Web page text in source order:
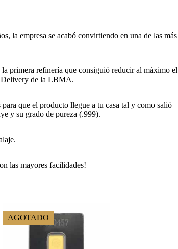
la empresa se acabó convirtiendo en una de las más
primera refinería que consiguió reducir al máximo el
Delivery de la LBMA.
que el producto llegue a tu casa tal y como salió
y su grado de pureza (.999).
las mayores facilidades!
AGOTADO